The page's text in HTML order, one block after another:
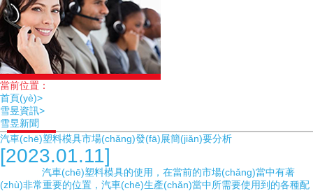
當前位置：
首頁(yè)>
雪昱資訊>
雪昱新聞
汽車(chē)塑料模具市場(chǎng)發(fā)展簡(jiǎn)要分析
[2023.01.11]
汽車(chē)塑料模具的使用，在當前的市場(chǎng)當中有著
(zhù)非常重要的位置，汽車(chē)生產(chǎn)當中所需要使用到的各種配